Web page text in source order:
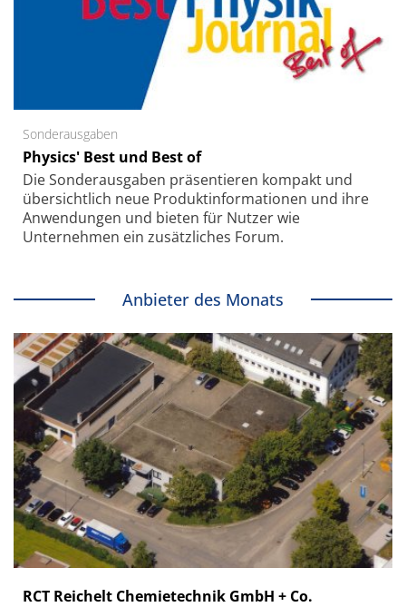
Sonderausgaben
Physics' Best und Best of
Die Sonder­ausgaben präsentieren kompakt und
übersichtlich neue Produkt­informationen und ihre
Anwendungen und bieten für Nutzer wie
Unternehmen ein zusätzliches Forum.
Anbieter des Monats
RCT Reichelt Chemietechnik GmbH + Co.